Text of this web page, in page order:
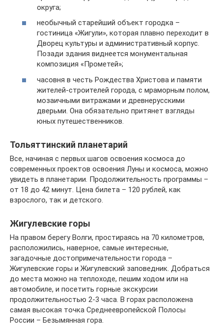
округа;
необычный старейший объект городка –
гостиница «Жигули», которая плавно переходит в
Дворец культуры и административный корпус.
Позади здания виднеется монументальная
композиция «Прометей»;
часовня в честь Рождества Христова и памяти
жителей-строителей города, с мраморным полом,
мозаичными витражами и древнерусскими
дверьми. Она обязательно притянет взгляды
юных путешественников.
Тольяттинский планетарий
Все, начиная с первых шагов освоения космоса до
современных проектов освоения Луны и космоса, можно
увидеть в планетарии. Продолжительность программы –
от 18 до 42 минут. Цена билета – 120 рублей, как
взрослого, так и детского.
Жигулевские горы
На правом берегу Волги, простираясь на 70 километров,
расположились, наверное, самые интересные,
загадочные достопримечательности города –
Жигулевские горы и Жигулевский заповедник. Добраться
до места можно на теплоходе, пешим ходом или на
автомобиле, и посетить горные экскурсии
продолжительностью 2-3 часа. В горах расположена
самая высокая точка Среднеевропейской Полосы
России – Безымянная гора.